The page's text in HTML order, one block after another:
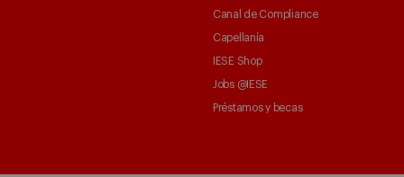
Canal de Compliance
Capellanía
IESE Shop
Jobs @IESE
Préstamos y becas